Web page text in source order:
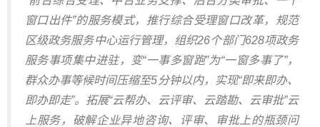
窗口出件”的服务模式，推行综合受理窗口改革，规范
区级政务服务中心运行管理，组织26个部门628项政务
服务事项集中进驻，变“一事多窗跑”为“一窗多事了”，
群众办事等候时间压缩至5分钟以内，实现“即来即办、
即办即走”。拓展“云帮办、云评审、云踏勘、云审批”云
上服务，破解企业异地咨询、评审、审批上的瓶颈问